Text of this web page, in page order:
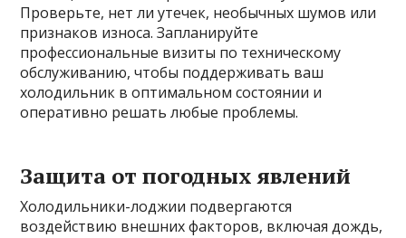
Проверьте, нет ли утечек, необычных шумов или
признаков износа. Запланируйте
профессиональные визиты по техническому
обслуживанию, чтобы поддерживать ваш
холодильник в оптимальном состоянии и
оперативно решать любые проблемы.
Защита от погодных явлений
Холодильники-лоджии подвергаются
воздействию внешних факторов, включая дождь,